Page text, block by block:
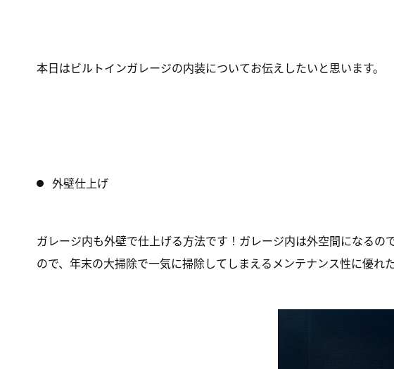
本日はビルトインガレージの内装についてお伝えしたいと思います。
外壁仕上げ
ガレージ内も外壁で仕上げる方法です！ガレージ内は外空間になる
ので、年末の大掃除で一気に掃除してしまえるメンテナンス性に優れ